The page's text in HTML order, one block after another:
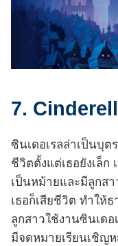
7.
ซินเดอเรลล่าเป็นบุต
ชีวิตตั้งแต่เธอยังเล็ก
เป็นหม้ายและมีลูกส
เธอก็เสียชีวิต ทำให้
ลูกสาวใช้งานซินเด
มีจดหมายเรียนเชิญ